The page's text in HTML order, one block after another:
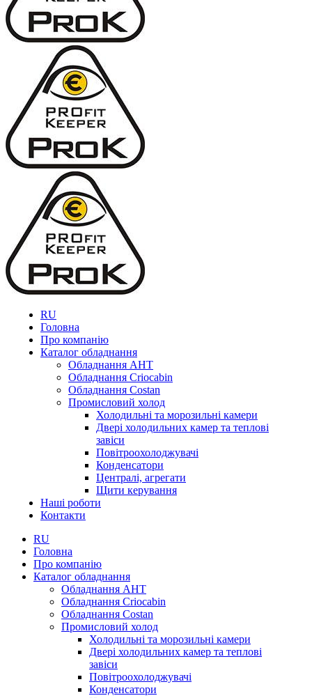
RU
Головна
Про компанію
Каталог обладнання
Обладнання AHT
Обладнання Criocabin
Обладнання Costan
Промисловий холод
Холодильні та морозильні камери
Двері холодильних камер та теплові
завіси
Повітроохолоджувачі
Конденсатори
Централі, агрегати
Щити керування
Наші роботи
Контакти
RU
Головна
Про компанію
Каталог обладнання
Обладнання AHT
Обладнання Criocabin
Обладнання Costan
Промисловий холод
Холодильні та морозильні камери
Двері холодильних камер та теплові
завіси
Повітроохолоджувачі
Конденсатори